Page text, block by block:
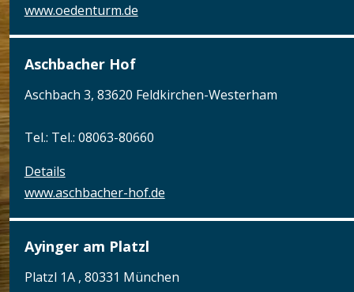
www.oedenturm.de
Aschbacher Hof
Aschbach 3, 83620 Feldkirchen-Westerham
Tel.: Tel.: 08063-80660
Details
www.aschbacher-hof.de
Ayinger am Platzl
Platzl 1A , 80331 München